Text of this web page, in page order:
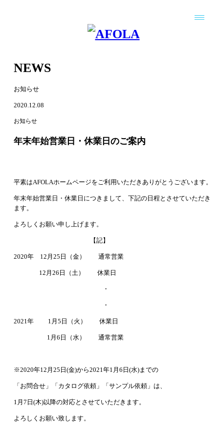
NEWS
お知らせ
2020.12.08
お知らせ
年末年始営業日・休業日のご案内
平素はAFOLAホームページをご利用いただきありがとうございます。
年末年始営業日・休業日につきまして、下記の日程とさせていただき
ます。
よろしくお願い申し上げます。
【記】
2020年 12月25日（金） 通常営業
12月26日（土） 休業日
・
・
2021年 1月5日（火） 休業日
1月6日（水） 通常営業
※2020年12月25日(金)から2021年1月6日(水)までの
「お問合せ」「カタログ依頼」「サンプル依頼」は、
1月7日(木)以降の対応とさせていただきます。
よろしくお願い致します。